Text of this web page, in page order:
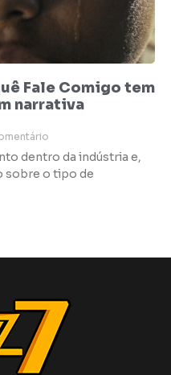
Fale Comigo tem
narrativa
dentro da indústria e,
sobre o tipo de